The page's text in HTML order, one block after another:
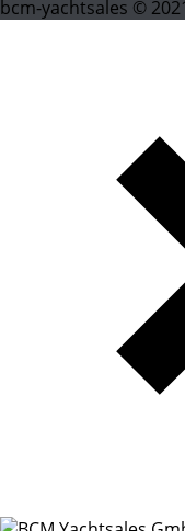
bcm-yachtsales ©